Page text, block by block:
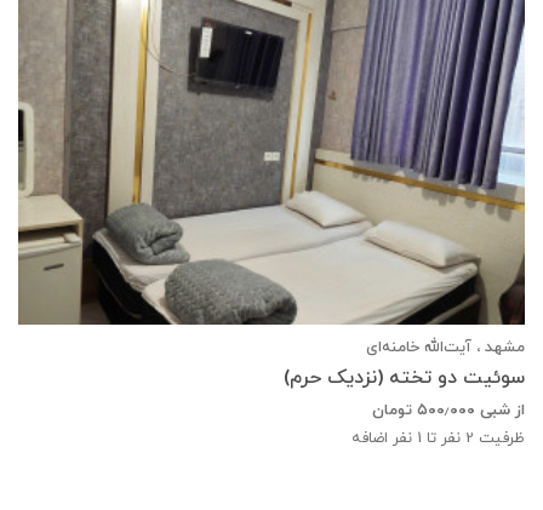
مشهد ، آیت‌الله خامنه‌ای
سوئیت دو تخته (نزدیک حرم)
از شبی ۵۰۰٫۰۰۰ تومان
ظرفیت 2 نفر تا 1 نفر اضافه